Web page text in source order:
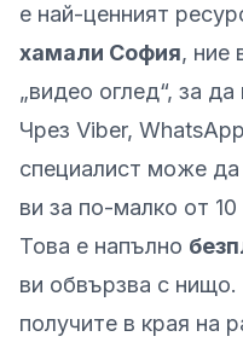
е най-ценният
хамали София, ние
„видео оглед“, за
Чрез Viber,
специалист може
ви за по-малко от 10
Това е напълно
ви обвързва с
получите в края на